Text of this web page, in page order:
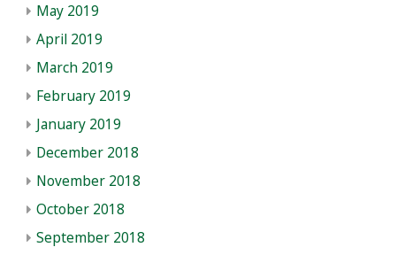
May 2019
April 2019
March 2019
February 2019
January 2019
December 2018
November 2018
October 2018
September 2018